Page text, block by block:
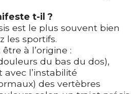
t-il ?
est le plus souvent bien
les sportifs.
à l’origine :
du bas du dos),
l’instabilité
des vertèbres